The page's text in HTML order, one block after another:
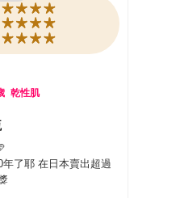
乾性肌
了耶 在日本賣出超過